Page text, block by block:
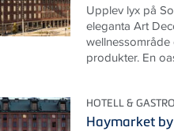
Upplev lyx på
eleganta Art
wellnessområde
produkter. En
HOTELL &
Haymarket